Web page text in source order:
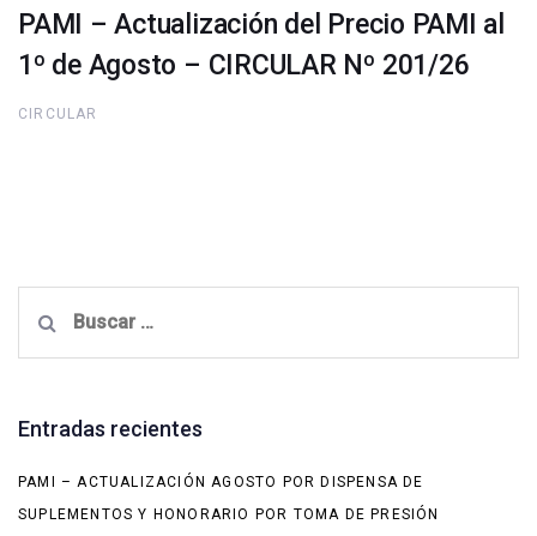
PAMI – Actualización del Precio PAMI al
1º de Agosto – CIRCULAR Nº 201/26
CIRCULAR
Entradas recientes
PAMI – ACTUALIZACIÓN AGOSTO POR DISPENSA DE
SUPLEMENTOS Y HONORARIO POR TOMA DE PRESIÓN